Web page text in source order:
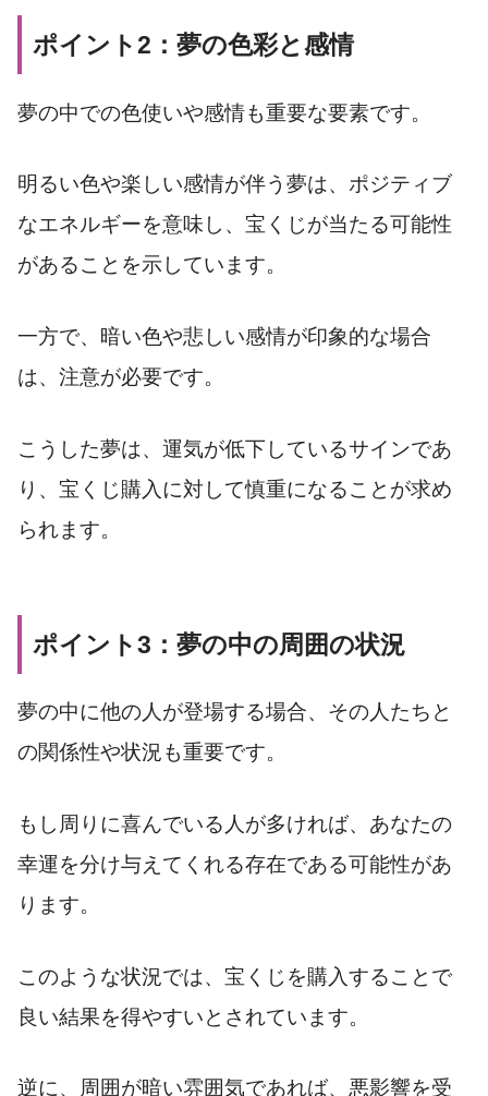
ポイント2：夢の色彩と感情
夢の中での色使いや感情も重要な要素です。
明るい色や楽しい感情が伴う夢は、ポジティブ
なエネルギーを意味し、宝くじが当たる可能性
があることを示しています。
一方で、暗い色や悲しい感情が印象的な場合
は、注意が必要です。
こうした夢は、運気が低下しているサインであ
り、宝くじ購入に対して慎重になることが求め
られます。
ポイント3：夢の中の周囲の状況
夢の中に他の人が登場する場合、その人たちと
の関係性や状況も重要です。
もし周りに喜んでいる人が多ければ、あなたの
幸運を分け与えてくれる存在である可能性があ
ります。
このような状況では、宝くじを購入することで
良い結果を得やすいとされています。
逆に、周囲が暗い雰囲気であれば、悪影響を受